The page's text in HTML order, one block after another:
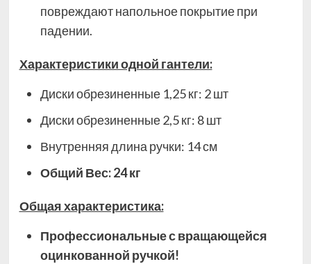
повреждают напольное покрытие при
падении.
Характеристики одной гантели:
Диски обрезиненные 1,25 кг: 2 шт
Диски обрезиненные 2,5 кг: 8 шт
Внутренняя длина ручки: 14 см
Общий Вес: 24 кг
Общая характеристика:
Профессиональные с вращающейся
оцинкованной ручкой!